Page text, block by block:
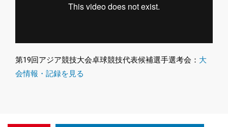
第19回アジア競技大会卓球競技代表候補選手選考会： 大
会情報・記録を見る